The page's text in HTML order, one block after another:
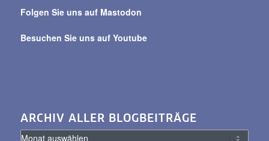
Folgen Sie uns auf Mastodon
Besuchen Sie uns auf Youtube
ARCHIV ALLER BLOGBEITRÄGE